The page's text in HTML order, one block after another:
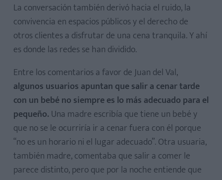
La conversación también derivó hacia el ruido, la
convivencia en espacios públicos y el derecho de
otros clientes a disfrutar de una cena tranquila. Y ahí
es donde las redes se han dividido.
Entre los comentarios a favor de Juan del Val,
algunos usuarios apuntan que salir a cenar tarde
con un bebé no siempre es lo más adecuado para el
pequeño. Una madre escribía que tiene un bebé y
que no se le ocurriría ir a cenar fuera con él porque
“no es un horario ni el lugar adecuado”. Otra usuaria,
también madre, comentaba que salir a comer le
parece distinto, pero que por la noche entiende que